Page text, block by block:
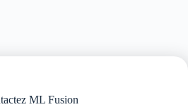
ML Fusion